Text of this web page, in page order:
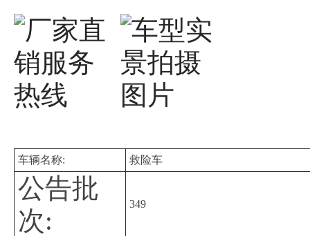
车辆名称: 救险车
公告批
次:
349